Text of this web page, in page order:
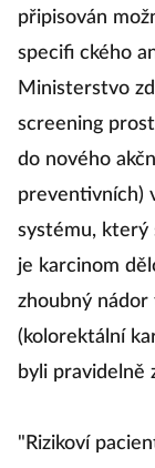
připisován
specifi ckého
Ministerstvo
screening
do nového
preventivních)
systému, který
je karcinom
zhoubný
(kolorektální
byli pravidelně
"Rizikoví